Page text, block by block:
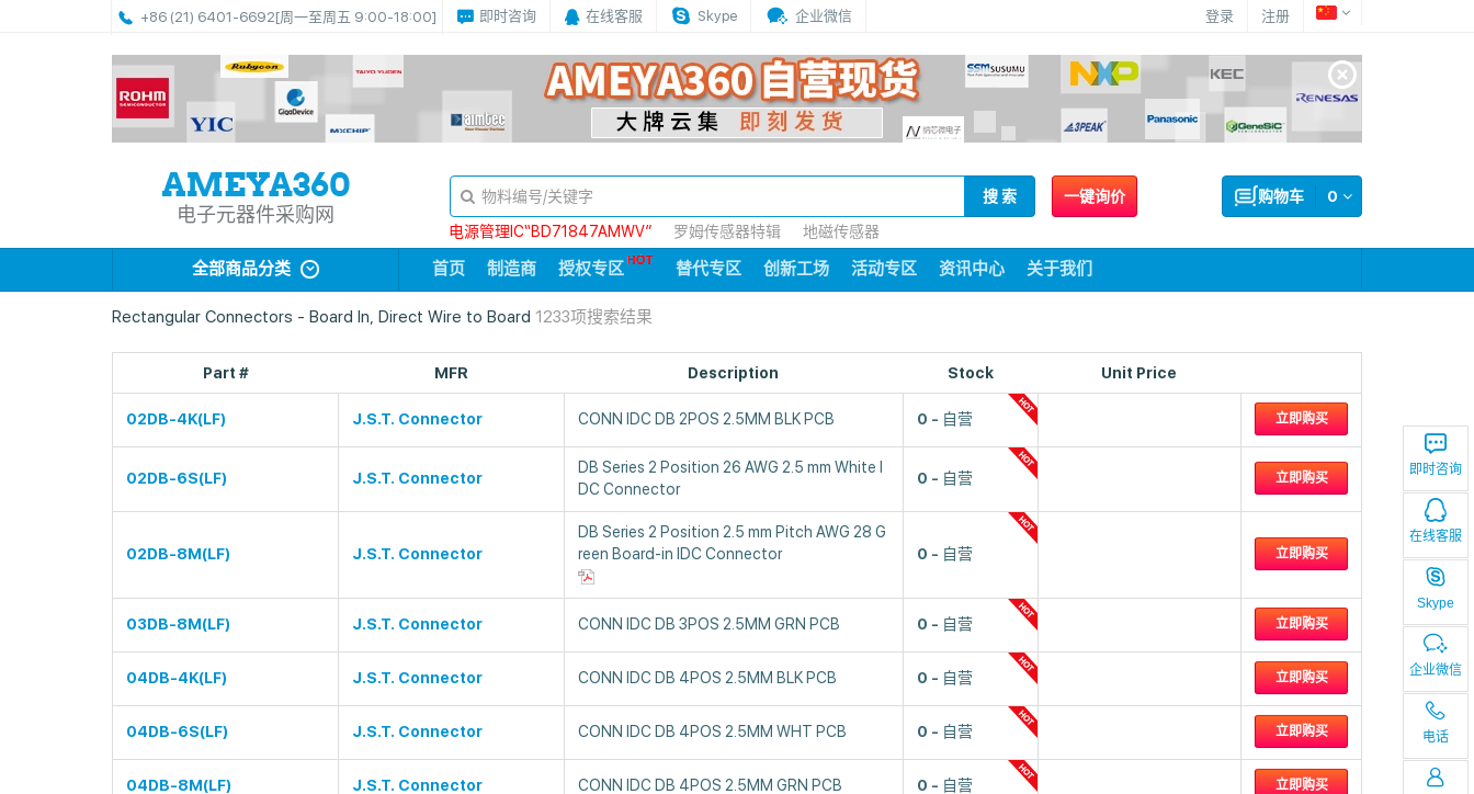
+86 (21) 6401-6692[周一至周五 9:00-18:00] 即时咨询 在线客服 Skype 企业微信 登录 注册
即时咨询
在线客服
Skype
企业微信
电话
电子元器件采购网
一键询价 0
购物车
搜 索
电源管理IC“BD71847AMWV”
罗姆传感器特辑 地磁传感器
全部商品分类 首页 制造商 授权专区 替代专区 创新工场 活动专区 资讯中心 关于我们
Rectangular Connectors - Board In, Direct Wire to Board 1233项搜索结果
Part # MFR Description Stock Unit Price
02DB-4K(LF) J.S.T. Connector CONN IDC DB 2POS 2.5MM BLK PCB 0 自营 立即购买
02DB-6S(LF) J.S.T. Connector
DB Series 2 Position 26 AWG 2.5 mm White I
DC Connector
0 自营 立即购买
02DB-8M(LF) J.S.T. Connector
DB Series 2 Position 2.5 mm Pitch AWG 28 G
reen Board-in IDC Connector
0 自营 立即购买
03DB-8M(LF) J.S.T. Connector CONN IDC DB 3POS 2.5MM GRN PCB 0 自营 立即购买
04DB-4K(LF) J.S.T. Connector CONN IDC DB 4POS 2.5MM BLK PCB 0 自营 立即购买
04DB-6S(LF) J.S.T. Connector CONN IDC DB 4POS 2.5MM WHT PCB 0 自营 立即购买
04DB-8M(LF) J.S.T. Connector CONN IDC DB 4POS 2.5MM GRN PCB 0 自营 立即购买